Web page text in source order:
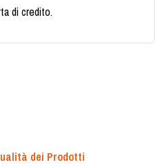
di credito.
dei Prodotti